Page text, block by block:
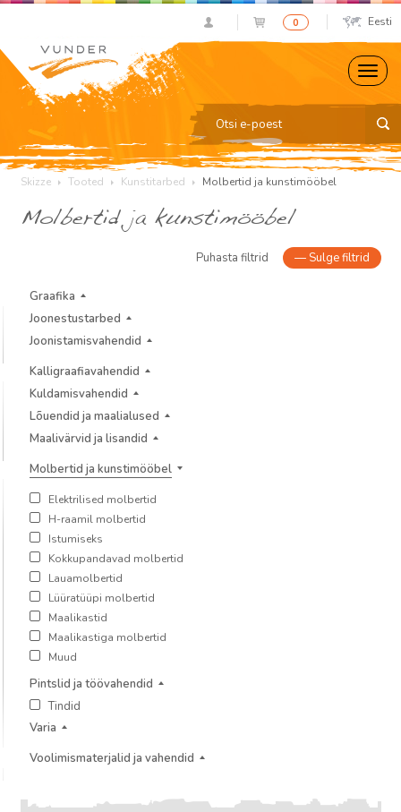
0 Eesti
Skizze Tooted Kunstitarbed Molbertid ja kunstimööbel
Molbertid ja kunstimööbel
Puhasta filtrid — Sulge filtrid
Graafika
Joonestustarbed
Joonistamisvahendid
Kalligraafiavahendid
Kuldamisvahendid
Lõuendid ja maalialused
Maalivärvid ja lisandid
Molbertid ja kunstimööbel
Elektrilised molbertid
H-raamil molbertid
Istumiseks
Kokkupandavad molbertid
Lauamolbertid
Lüüratüüpi molbertid
Maalikastid
Maalikastiga molbertid
Muud
Pintslid ja töövahendid
Tindid
Varia
Voolimismaterjalid ja vahendid